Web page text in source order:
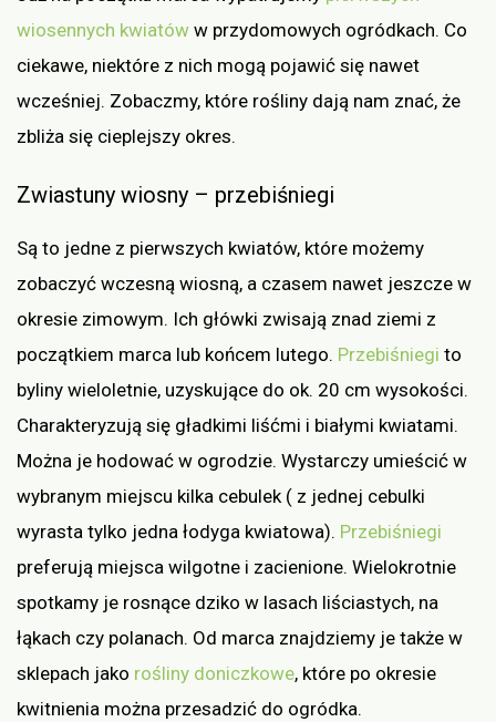
wiosennych kwiatów w przydomowych ogródkach. Co
ciekawe, niektóre z nich mogą pojawić się nawet
wcześniej. Zobaczmy, które rośliny dają nam znać, że
zbliża się cieplejszy okres.
Zwiastuny wiosny – przebiśniegi
Są to jedne z pierwszych kwiatów, które możemy
zobaczyć wczesną wiosną, a czasem nawet jeszcze w
okresie zimowym. Ich główki zwisają znad ziemi z
początkiem marca lub końcem lutego. Przebiśniegi to
byliny wieloletnie, uzyskujące do ok. 20 cm wysokości.
Charakteryzują się gładkimi liśćmi i białymi kwiatami.
Można je hodować w ogrodzie. Wystarczy umieścić w
wybranym miejscu kilka cebulek ( z jednej cebulki
wyrasta tylko jedna łodyga kwiatowa). Przebiśniegi
preferują miejsca wilgotne i zacienione. Wielokrotnie
spotkamy je rosnące dziko w lasach liściastych, na
łąkach czy polanach. Od marca znajdziemy je także w
sklepach jako rośliny doniczkowe, które po okresie
kwitnienia można przesadzić do ogródka.